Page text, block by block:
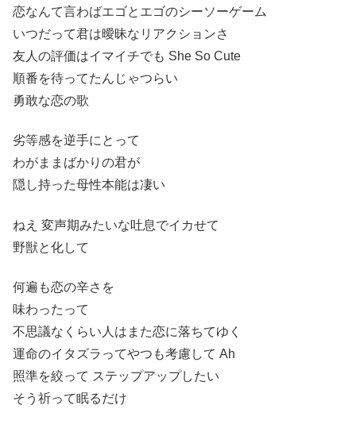
恋なんて言わばエゴとエゴのシーソーゲーム
いつだって君は曖昧なリアクションさ
友人の評価はイマイチでも She So Cute
順番を待ってたんじゃつらい
勇敢な恋の歌
劣等感を逆手にとって
わがままばかりの君が
隠し持った母性本能は凄い
ねえ 変声期みたいな吐息でイカせて
野獣と化して
何遍も恋の辛さを
味わったって
不思議なくらい人はまた恋に落ちてゆく
運命のイタズラってやつも考慮して Ah
照準を絞って ステップアップしたい
そう祈って眠るだけ